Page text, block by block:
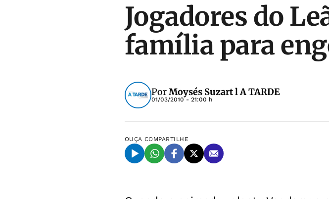
Jogadores do
família para
PorMoysés Suzart l A TARDE
01/03/2010 - 21:00 h
OUÇA COMPARTILHE